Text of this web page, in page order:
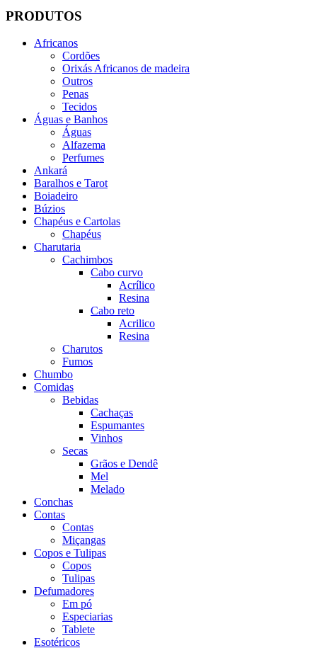
PRODUTOS
Africanos
Cordões
Orixás Africanos de madeira
Outros
Penas
Tecidos
Águas e Banhos
Águas
Alfazema
Perfumes
Ankará
Baralhos e Tarot
Boiadeiro
Búzios
Chapéus e Cartolas
Chapéus
Charutaria
Cachimbos
Cabo curvo
Acrílico
Resina
Cabo reto
Acrilico
Resina
Charutos
Fumos
Chumbo
Comidas
Bebidas
Cachaças
Espumantes
Vinhos
Secas
Grãos e Dendê
Mel
Melado
Conchas
Contas
Contas
Miçangas
Copos e Tulipas
Copos
Tulipas
Defumadores
Em pó
Especiarias
Tablete
Esotéricos